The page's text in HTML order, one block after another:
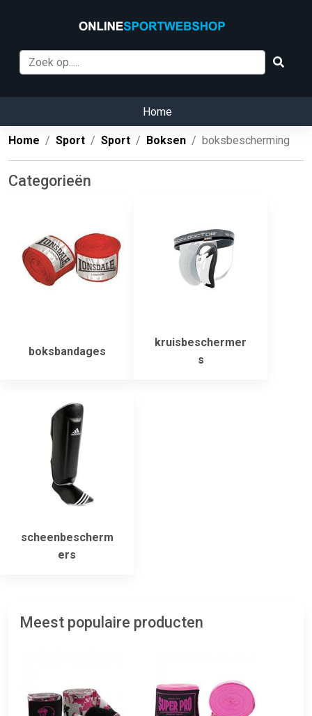
Home
Home Sport Sport Boksen boksbescherming
Categorieën
boksbandages
kruisbeschermer
s
scheenbescherm
ers
Meest populaire producten